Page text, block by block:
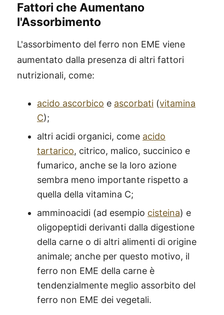
Fattori che Aumentano
l'Assorbimento
L'assorbimento del ferro non EME viene
aumentato dalla presenza di altri fattori
nutrizionali, come:
acido ascorbico e ascorbati (vitamina
C);
altri acidi organici, come acido
tartarico, citrico, malico, succinico e
fumarico, anche se la loro azione
sembra meno importante rispetto a
quella della vitamina C;
amminoacidi (ad esempio cisteina) e
oligopeptidi derivanti dalla digestione
della carne o di altri alimenti di origine
animale; anche per questo motivo, il
ferro non EME della carne è
tendenzialmente meglio assorbito del
ferro non EME dei vegetali.